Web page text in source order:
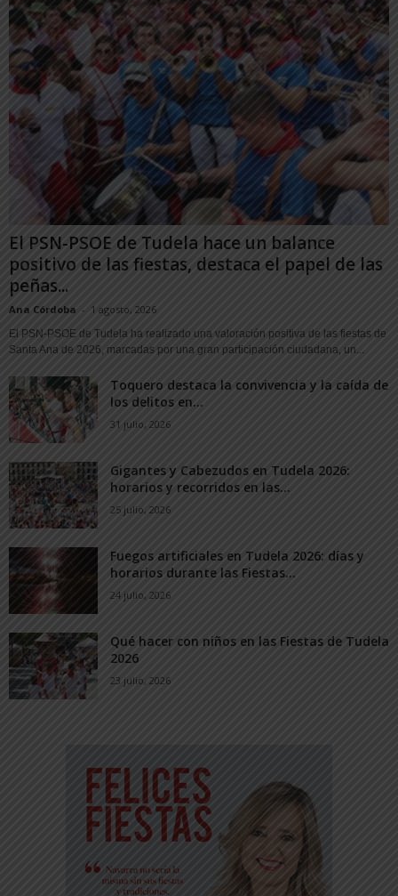
El PSN-PSOE de Tudela hace un balance
positivo de las fiestas, destaca el papel de las
peñas...
Ana Córdoba - 1 agosto, 2026
El PSN-PSOE de Tudela ha realizado una valoración positiva de las fiestas de
Santa Ana de 2026, marcadas por una gran participación ciudadana, un...
Toquero destaca la convivencia y la caída de
los delitos en...
31 julio, 2026
Gigantes y Cabezudos en Tudela 2026:
horarios y recorridos en las...
25 julio, 2026
Fuegos artificiales en Tudela 2026: días y
horarios durante las Fiestas...
24 julio, 2026
Qué hacer con niños en las Fiestas de Tudela
2026
23 julio, 2026